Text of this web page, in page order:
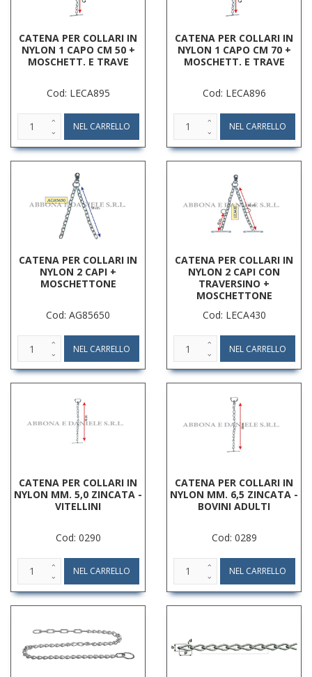
CATENA PER COLLARI IN
NYLON 1 CAPO CM 50 +
MOSCHETT. E TRAVE
Cod: LECA895
CATENA PER COLLARI IN
NYLON 1 CAPO CM 70 +
MOSCHETT. E TRAVE
Cod: LECA896
CATENA PER COLLARI IN
NYLON 2 CAPI +
MOSCHETTONE
Cod: AG85650
CATENA PER COLLARI IN
NYLON 2 CAPI CON
TRAVERSINO +
MOSCHETTONE
Cod: LECA430
CATENA PER COLLARI IN
NYLON MM. 5,0 ZINCATA -
VITELLINI
Cod: 0290
CATENA PER COLLARI IN
NYLON MM. 6,5 ZINCATA -
BOVINI ADULTI
Cod: 0289